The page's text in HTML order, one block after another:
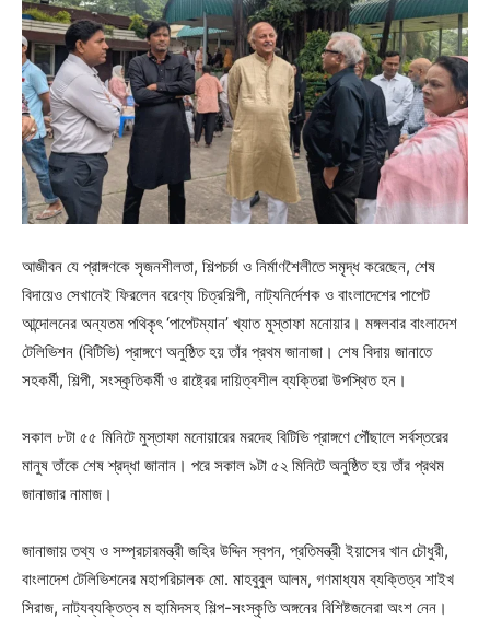
আজীবন যে প্রাঙ্গণকে সৃজনশীলতা, শিল্পচর্চা ও নির্মাণশৈলীতে সমৃদ্ধ করেছেন, শেষ
বিদায়েও সেখানেই ফিরলেন বরেণ্য চিত্রশিল্পী, নাট্যনির্দেশক ও বাংলাদেশের পাপেট
আন্দোলনের অন্যতম পথিকৃৎ ‘পাপেটম্যান’ খ্যাত মুস্তাফা মনোয়ার। মঙ্গলবার বাংলাদেশ
টেলিভিশন (বিটিভি) প্রাঙ্গণে অনুষ্ঠিত হয় তাঁর প্রথম জানাজা। শেষ বিদায় জানাতে
সহকর্মী, শিল্পী, সংস্কৃতিকর্মী ও রাষ্ট্রের দায়িত্বশীল ব্যক্তিরা উপস্থিত হন।
সকাল ৮টা ৫৫ মিনিটে মুস্তাফা মনোয়ারের মরদেহ বিটিভি প্রাঙ্গণে পৌঁছালে সর্বস্তরের
মানুষ তাঁকে শেষ শ্রদ্ধা জানান। পরে সকাল ৯টা ৫২ মিনিটে অনুষ্ঠিত হয় তাঁর প্রথম
জানাজার নামাজ।
জানাজায় তথ্য ও সম্প্রচারমন্ত্রী জহির উদ্দিন স্বপন, প্রতিমন্ত্রী ইয়াসের খান চৌধুরী,
বাংলাদেশ টেলিভিশনের মহাপরিচালক মো. মাহবুবুল আলম, গণমাধ্যম ব্যক্তিত্ব শাইখ
সিরাজ, নাট্যব্যক্তিত্ব ম হামিদসহ শিল্প-সংস্কৃতি অঙ্গনের বিশিষ্টজনেরা অংশ নেন।